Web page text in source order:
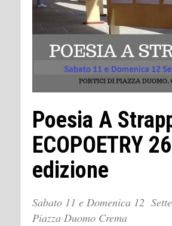
Poesia A
ECOPOETRY
edizione
Sabato 11 e Domenica 12
Piazza Duomo Crema